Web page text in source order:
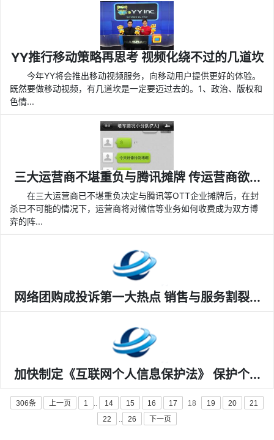
YY推行移动策略再思考 视频化绕不过的几道坎
今年YY将会推出移动视频服务，向移动用户提供更好的体验。
既然要做移动视频，有几道坎是一定要迈过去的。1、政治、版权和
色情...
三大运营商不堪重负与腾讯摊牌 传运营商欲...
在三大运营商已不堪重负决定与腾讯等OTT企业摊牌后，在封
杀已不可能的情况下，运营商将对微信等业务如何收费成为双方博
弈的阵...
网络团购成投诉第一大热点 销售与服务割裂...
加快制定《互联网个人信息保护法》 保护个...
306条 上一页 1 .. 14 15 16 17 18 19 20
21
22
.. 26 下一页